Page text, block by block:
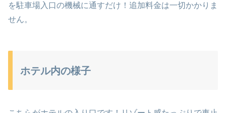
を駐車場入口の機械に通すだけ！追加料金は一切かかりま
せん。
ホテル内の様子